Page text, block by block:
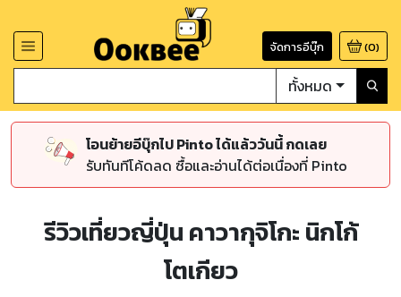
จัดการอีบุ๊ก (0)
ทั้งหมด
โอนย้ายอีบุ๊กไป Pinto ได้แล้ววันนี้ กดเลย
รับทันทีโค้ดลด ซื้อและอ่านได้ต่อเนื่องที่ Pinto
รีวิวเที่ยวญี่ปุ่น คาวากุจิโกะ นิกโก้
โตเกียว